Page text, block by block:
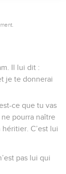
Il lui dit :
je te donnerai
ce que tu vas
ne pourra naître
C’est lui
pas lui qui